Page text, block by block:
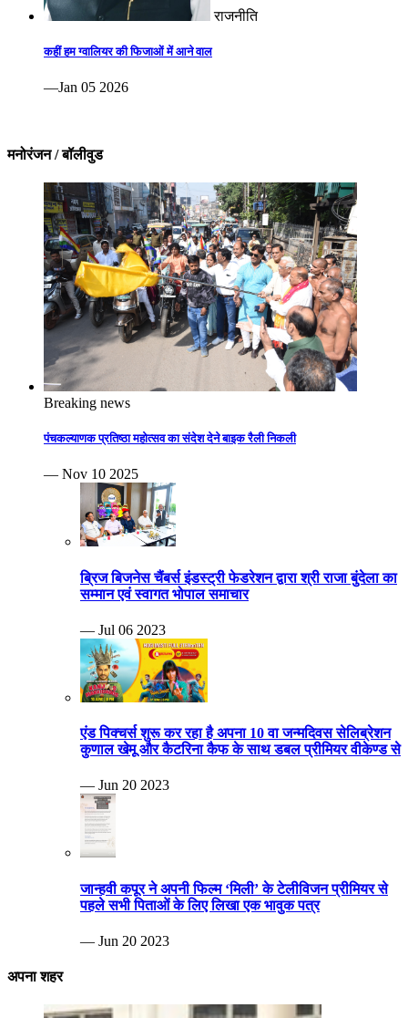
राजनीति
कहीं हम ग्वालियर की फिजाओं में आने वाल
—Jan 05 2026
मनोरंजन / बॉलीवुड
Breaking news
पंचकल्याणक प्रतिष्ठा महोत्सव का संदेश देने बाइक रैली निकली
— Nov 10 2025
ब्रिज बिजनेस चैंबर्स इंडस्ट्री फेडरेशन द्वारा श्री राजा बुंदेला का
सम्मान एवं स्वागत भोपाल समाचार
— Jul 06 2023
एंड पिक्चर्स शुरू कर रहा है अपना 10 वा जन्मदिवस सेलिब्रेशन
कुणाल खेमू और कैटरिना कैफ के साथ डबल प्रीमियर वीकेण्ड से
— Jun 20 2023
जान्हवी कपूर ने अपनी फिल्म ‘मिली’ के टेलीविजन प्रीमियर से
पहले सभी पिताओं के लिए लिखा एक भावुक पत्र
— Jun 20 2023
अपना शहर